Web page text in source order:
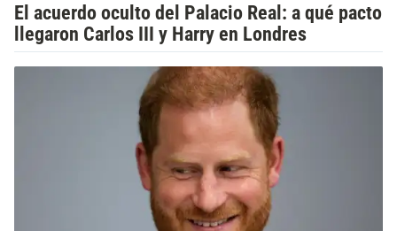
El acuerdo oculto del Palacio Real: a qué pacto
llegaron Carlos III y Harry en Londres